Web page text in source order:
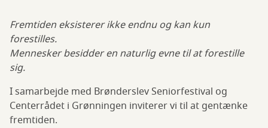
Fremtiden eksisterer ikke endnu og kan kun
forestilles.
Mennesker besidder en naturlig evne til at forestille
sig.
I samarbejde med Brønderslev Seniorfestival og
Centerrådet i Grønningen inviterer vi til at gentænke
fremtiden.